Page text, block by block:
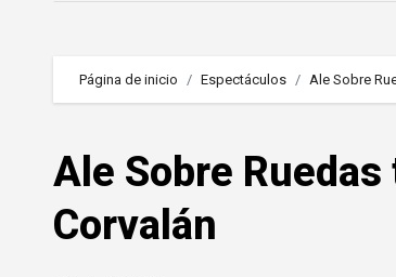
Página de inicio Espectáculos Ale Sobre
Ale Sobre
Corvalán